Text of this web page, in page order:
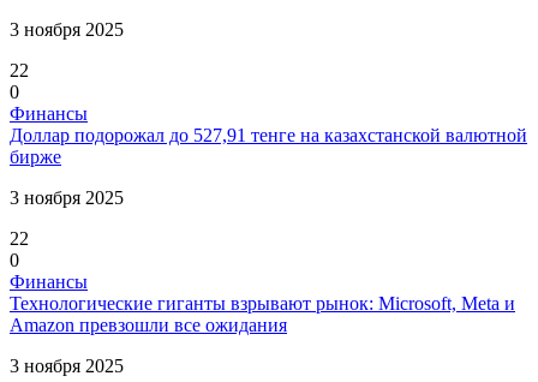
3 ноября 2025
22
0
Финансы
Доллар подорожал до 527,91 тенге на казахстанской валютной
бирже
3 ноября 2025
22
0
Финансы
Технологические гиганты взрывают рынок: Microsoft, Meta и
Amazon превзошли все ожидания
3 ноября 2025